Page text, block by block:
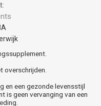
:
overschrijden.
en een gezonde levensstijl
is geen vervanging van een